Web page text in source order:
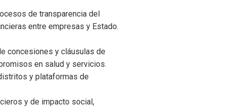
de transparencia del
entre empresas y Estado.
concesiones y cláusulas de
en salud y servicios.
y plataformas de
y de impacto social,